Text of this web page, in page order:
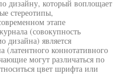
дизайну, который воплощает
стереотипы,
этапе
(совокупность
дизайна) является
коннотативного
могут различаться по
цвет шрифта или